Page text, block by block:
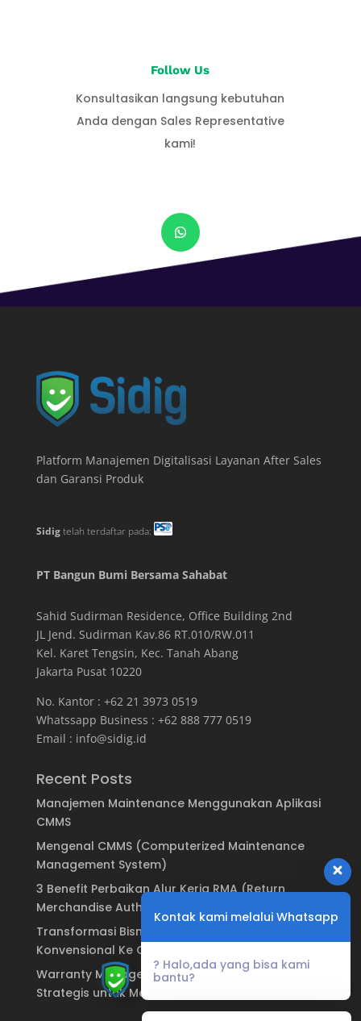
Follow Us
Konsultasikan langsung kebutuhan
Anda dengan Sales Representative
kami!
Platform Manajemen Digitalisasi Layanan After Sales
dan Garansi Produk
Sidigtelah terdaftar pada:
PT Bangun Bumi Bersama Sahabat
Sahid Sudirman Residence, Office Building 2nd
JL Jend. Sudirman Kav.86 RT.010/RW.011
Kel. Karet Tengsin, Kec. Tanah Abang
Jakarta Pusat 10220
No. Kantor : +62 21 3973 0519
Whatssapp Business : +62 888 777 0519
Email : info@sidig.id
Recent Posts
Manajemen Maintenance Menggunakan Aplikasi
CMMS
Mengenal CMMS (Computerized Maintenance
Management System)
3 Benefit Perbaikan Alur Kerja RMA (Return
Merchandise Authorization)
Transformasi Bisnis: Dari Sistem Garansi
Konvensional Ke Garansi Digital
Warranty Management System: Keuntungan
Strategis untuk Manufaktur & Brand
Kontak kami melalui Whatsapp
? Halo,ada yang bisa kami
bantu?